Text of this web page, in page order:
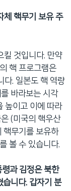
체 핵무기 보유 주
킬 것입니다. 만약
핵 프로그램은
다. 일본도 핵 역량
바라보는 시각
높이고 이에 따라
(미국의 핵우산
핵무기를 보유하
볼 수 있습니다.
과 김정은 북한
니다. 갑자기 분